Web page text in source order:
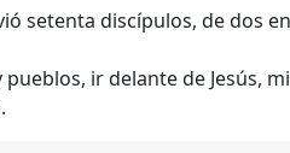
setenta discípulos, de dos
ir delante de Jesús,